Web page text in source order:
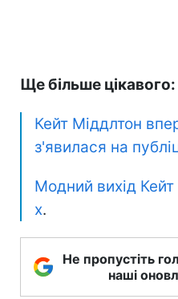
Ще більше цікавого:
Кейт Міддлтон
з'явилася на
Модний вихід
х.
Не пропустіть
наші